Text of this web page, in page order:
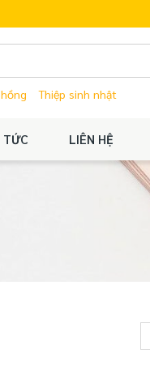
Thiệp sinh nhật
TỨC LIÊN HỆ